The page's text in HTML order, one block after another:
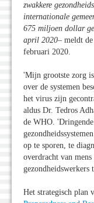
zwakkere
internationale
675 miljoen dollar
april 2020– meldt
februari 2020.
'Mijn grootste zorg
over de systemen
het virus zijn
aldus Dr. Tedros
de WHO.
op te sporen, te
overdracht van
gezondheidswerkers
Het strategisch plan